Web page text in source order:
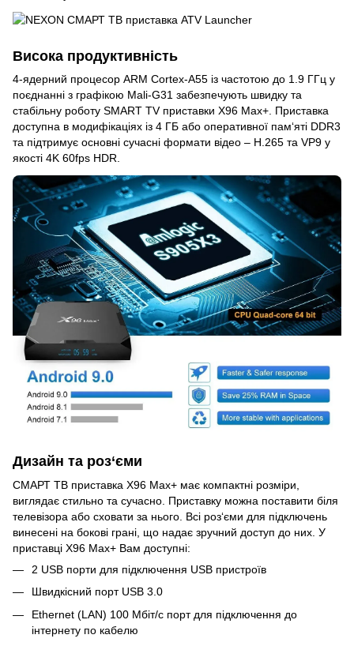
Висока продуктивність
4-ядерний процесор ARM Cortex-A55 із частотою до 1.9 ГГц у
поєднанні з графікою Mali-G31 забезпечують швидку та
стабільну роботу SMART TV приставки X96 Max+. Приставка
доступна в модифікаціях із 4 ГБ або оперативної пам‘яті DDR3
та підтримує основні сучасні формати відео – H.265 та VP9 у
якості 4K 60fps HDR.
Дизайн та роз‘єми
СМАРТ ТВ приставка X96 Max+ має компактні розміри,
виглядає стильно та сучасно. Приставку можна поставити біля
телевізора або сховати за нього. Всі роз‘єми для підключень
винесені на бокові грані, що надає зручний доступ до них. У
приставці X96 Max+ Вам доступні:
2 USB порти для підключення USB пристроїв
Швидкісний порт USB 3.0
Ethernet (LAN) 100 Мбіт/с порт для підключення до
інтернету по кабелю